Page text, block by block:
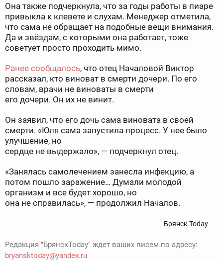
Она также подчеркнула, что за годы работы в пиаре
привыкла к клевете и слухам. Менеджер отметила,
что сама не обращает на подобные вещи внимания.
Да и звёздам, с которыми она работает, тоже
советует просто проходить мимо.
Ранее сообщалось, что отец Началовой Виктор
рассказал, кто виноват в смерти дочери. По его
словам, врачи не виноваты в смерти
его дочери. Он их не винит.
Он заявил, что его дочь сама виновата в своей
смерти. «Юля сама запустила процесс. У нее было
улучшение, но
сердце не выдержало», — подчеркнул отец.
«Занялась самолечением занесла инфекцию, а
потом пошло заражение… Думали молодой
организм и все будет хорошо, но
она не справилась», — продолжил Началов.
Брянск Today
Редакция "БрянскToday" ждет ваших писем по адресу:
bryansktoday@yandex.ru